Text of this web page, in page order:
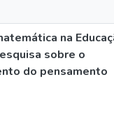
na
sobre o
do pensamento